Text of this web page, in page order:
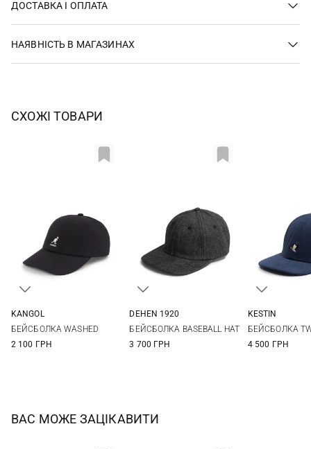
ДОСТАВКА І ОПЛАТА
НАЯВНІСТЬ В МАГАЗИНАХ
СХОЖІ ТОВАРИ
KANGOL
БЕЙСБОЛКА WASHED
2 100 ГРН
DEHEN 1920
БЕЙСБОЛКА BASEBALL HAT
3 700 ГРН
KESTIN
БЕЙСБОЛКА
4 500 ГРН
ВАС МОЖЕ ЗАЦІКАВИТИ